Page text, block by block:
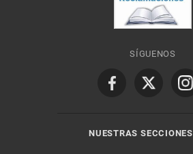
SÍGUENOS
NUESTRAS SECCIONES